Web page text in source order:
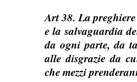
Art 38. La
e la salvaguardia
da ogni parte, da
alle disgrazie da
che mezzi